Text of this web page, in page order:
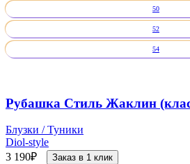
50
52
54
Рубашка Стиль Жаклин
Блузки / Туники
Diol-style
3 190₽ Заказ в 1 клик